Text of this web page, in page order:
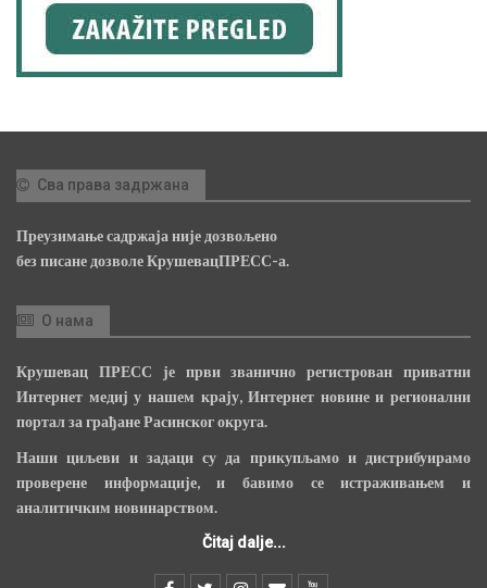
Сва права задржана
Преузимање садржаја није дозвољено
без писане дозволе КрушевацПРЕСС-а.
О нама
Крушевац ПРЕСС је први званично регистрован приватни
Интернет медиј у нашем крају, Интернет новине и регионални
портал за грађане Расинског округа.
Наши циљеви и задаци су да прикупљамо и дистрибуирамо
проверене информације, и бавимо се истраживањем и
аналитичким новинарством.
Čitaj dalje...